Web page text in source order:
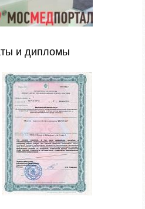
и дипломы